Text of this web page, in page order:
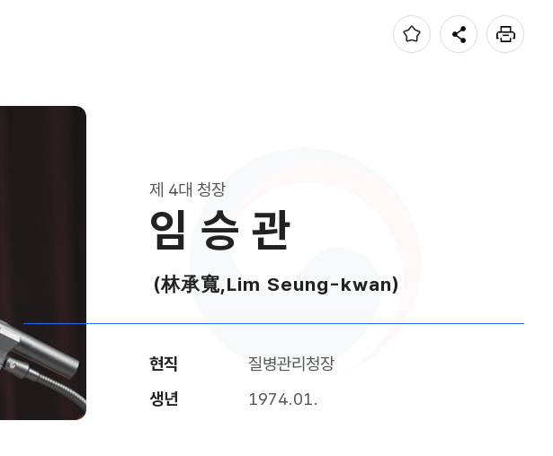
제 4대 청장
임 승 관
(林承寬,Lim Seung-kwan)
현직
질병관리청장
생년
1974.01.